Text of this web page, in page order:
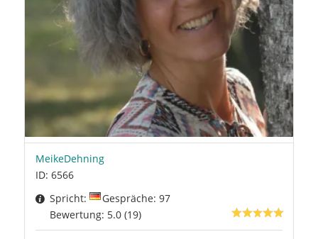
MeikeDehning
ID: 6566
Spricht:
Gespräche: 97
Bewertung: 5.0 (19)